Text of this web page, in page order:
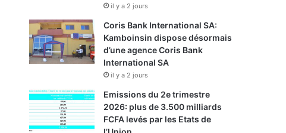
il y a 2 jours
Coris Bank International SA:
Kamboinsin dispose désormais
d’une agence Coris Bank
International SA
il y a 2 jours
Emissions du 2e trimestre
2026: plus de 3.500 milliards
FCFA levés par les Etats de